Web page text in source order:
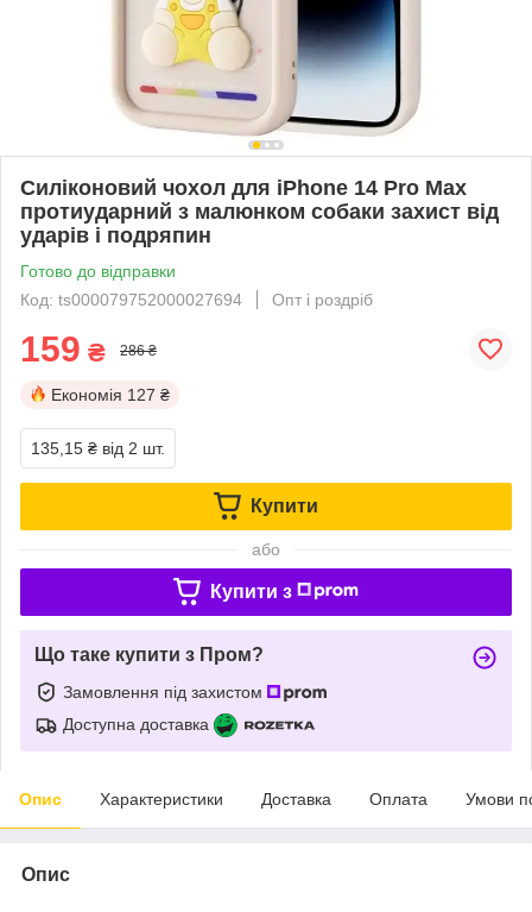
Силіконовий чохол для iPhone 14 Pro Max
протиударний з малюнком собаки захист від
ударів і подряпин
Готово до відправки
Код: ts000079752000027694
Опт і роздріб
159 ₴ 286 ₴
Економія 127 ₴
135,15 ₴ від 2 шт.
Купити
або
Купити з
Що таке купити з Пром?
Замовлення під захистом
Доступна доставка
Опис Характеристики Доставка Оплата Умови
Опис